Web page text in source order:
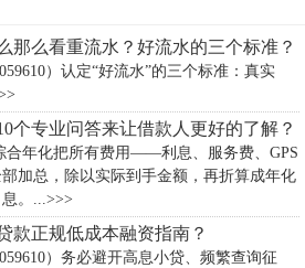
那么看重流水？好流水的三个标准？
）认定“好流水”的三个标准：真实
个专业问答来让借款人更好的了解？
合年化把所有费用——利息、服务费、GPS
加总，除以实际到手金额，再折算成年化
。...>>>
款正规低成本融资指南？
）务必避开高息小贷、频繁查询征